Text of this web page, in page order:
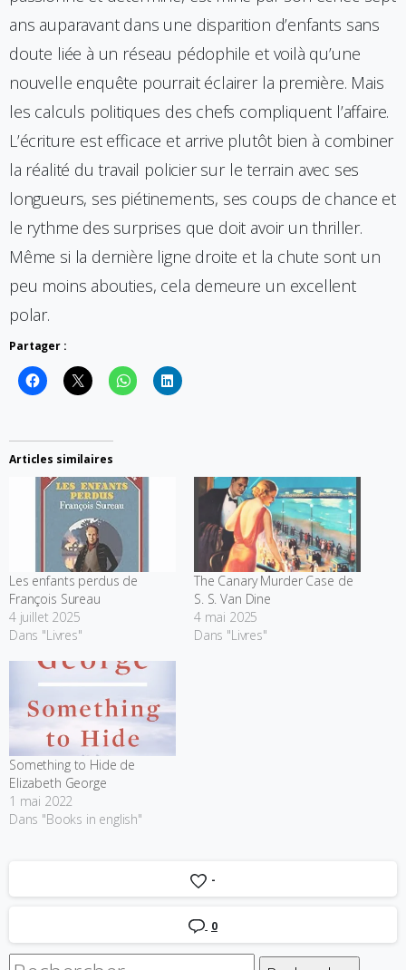
ans auparavant dans une disparition d’enfants sans
doute liée à un réseau pédophile et voilà qu’une
nouvelle enquête pourrait éclairer la première. Mais
les calculs politiques des chefs compliquent l’affaire.
L’écriture est efficace et arrive plutôt bien à combiner
la réalité du travail policier sur le terrain avec ses
longueurs, ses piétinements, ses coups de chance et
le rythme des surprises que doit avoir un thriller.
Même si la dernière ligne droite et la chute sont un
peu moins abouties, cela demeure un excellent
polar.
Partager :
Articles similaires
Les enfants perdus de
François Sureau
4 juillet 2025
Dans "Livres"
The Canary Murder Case de
S. S. Van Dine
4 mai 2025
Dans "Livres"
Something to Hide de
Elizabeth George
1 mai 2022
Dans "Books in english"
-
0